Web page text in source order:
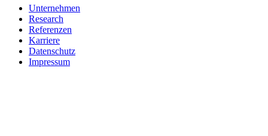
Unternehmen
Research
Referenzen
Karriere
Datenschutz
Impressum